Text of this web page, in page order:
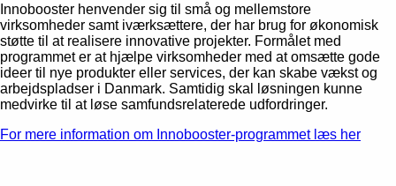
Innobooster henvender sig til små og mellemstore
virksomheder samt iværksættere, der har brug for økonomisk
støtte til at realisere innovative projekter. Formålet med
programmet er at hjælpe virksomheder med at omsætte gode
ideer til nye produkter eller services, der kan skabe vækst og
arbejdspladser i Danmark. Samtidig skal løsningen kunne
medvirke til at løse samfundsrelaterede udfordringer.
For mere information om Innobooster-programmet læs her